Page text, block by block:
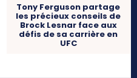
Tony Ferguson partage
les précieux conseils de
Brock Lesnar face aux
défis de sa carrière en
UFC